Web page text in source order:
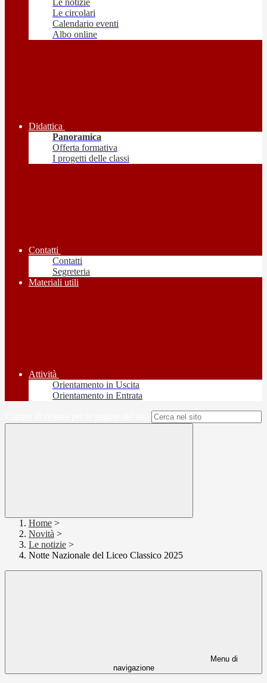
Le notizie
Le circolari
Calendario eventi
Albo online
Didattica
Panoramica
Offerta formativa
I progetti delle classi
Contatti
Contatti
Segreteria
Materiali utili
Attività
Orientamento in Uscita
Orientamento in Entrata
Home >
Novità >
Le notizie >
Notte Nazionale del Liceo Classico 2025
Menu di
navigazione